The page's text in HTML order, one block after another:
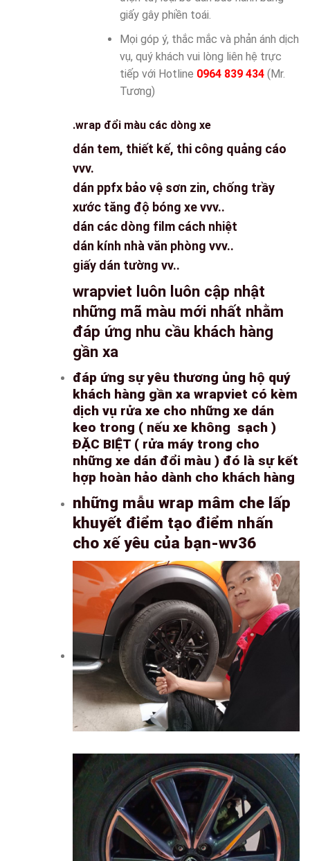
giấy gây phiền toái.
Mọi góp ý, thắc mắc và phản ánh dịch
vụ, quý khách vui lòng liên hệ trực
tiếp với Hotline 0964 839 434(Mr.
Tương)
.wrap đổi màu các dòng xe
dán tem, thiết kế, thi công quảng cáo
vvv.
dán ppfx bảo vệ sơn zin, chống trầy
xước tăng độ bóng xe vvv..
dán các dòng film cách nhiệt
dán kính nhà văn phòng vvv..
giấy dán tường vv..
wrapviet luôn luôn cập nhật
những mã màu mới nhất nhằm
đáp ứng nhu cầu khách hàng
gần xa
đáp ứng sự yêu thương ủng hộ quý
khách hàng gần xa wrapviet có kèm
dịch vụ rửa xe cho những xe dán
keo trong ( nếu xe không sạch )
ĐẶC BIỆT ( rửa máy trong cho
những xe dán đổi màu ) đó là sự kết
hợp hoàn hảo dành cho khách hàng
những mẫu wrap mâm che lấp
khuyết điểm tạo điểm nhấn
cho xế yêu của bạn-wv36